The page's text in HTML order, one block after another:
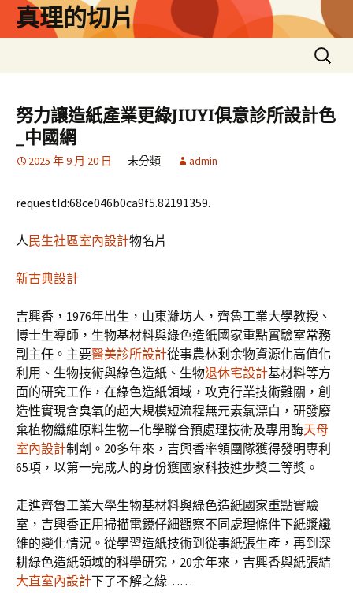
真理的切片
搜
尋
鍵
字:
努力讓造紙產業更綠JIUYI俱意診所設計色
_中國網
2025 年 9 月 20 日 未分類 admin
requestId:68ce046b0ca9f5.82191359.
人 民生社區室內設計物名片
新古典設計
吉興香，1976年出生，山東濰坊人，齊魯工業大學教授、
博士生導師，生物基材料與綠色造紙國家重點實驗室常務
副主任。主要醫美診所設計從事農林剩余物資源化高值化
利用、生物技術與綠色造紙、生物退休宅設計基材料等方
面的研究工作，在綠色造紙領域，攻克行業技術難關，創
造性實現含臭氧的超大規模短流程無元素氯漂白，研發廢
棄植物纖維原料生物—化學聯合預處理技術及專用酶天母
室內設計制劑。20多年來，吉興香率領團隊獲得發明專利
65項，以第一完成人的身份獲國家科技進步獎二等獎。
走進齊魯工業大學生物基材料與綠色造紙國家重點實驗
室，吉興香正用掃描電鏡仔細觀察不同處理條件下紙漿纖
維的變化情況。從學習造紙技術到從事紙張生產，再到深
耕綠色造紙領域的科學研究，20余年來，吉興香與紙張結
大直室內設計下了不解之緣……